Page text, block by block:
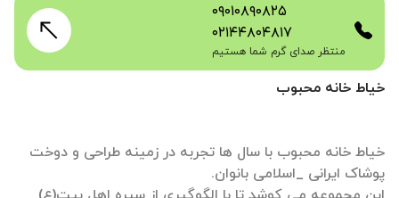
خیاط خانه محبوب
خیاط خانه محبوب با سال ها تجربه در زمینه طراحی و دوخت
۰۹۰۱۰۸۹۰۸۲۵
۰۲۱۴۴۸۰۴۸۱۷
منتظر صدای گرم شما هستیم